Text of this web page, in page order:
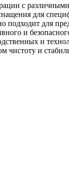
с
для
подходит для
и
и
чистоту и